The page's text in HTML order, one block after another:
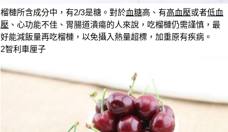
榴槤所含成分中， 有2/3是糖。 對於血糖高、有高血壓或者低血
壓 、心功能不佳、胃腸道潰瘍的人來說，吃榴槤仍需謹慎，最
好能減飯量再吃榴槤，以免攝入熱量超標，加重原有疾病。
2智利車厘子